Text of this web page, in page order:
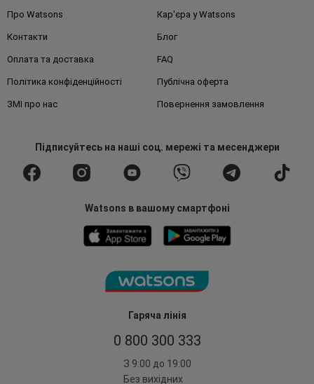
Гаряча лінія
0 800 300 333
З 9:00 до 19:00
Без вихідних
Про Watsons Кар'єра у Watsons
Контакти Блог
Оплата та доставка FAQ
Політика конфіденційності Публічна оферта
ЗМІ про нас Повернення замовлення
Підписуйтесьна наші соц. мережі та месенджери
Watsons в вашому смартфоні